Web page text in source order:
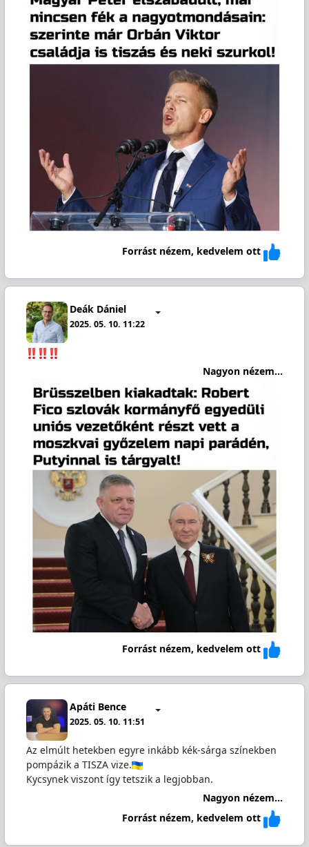
Forrást nézem, kedvelem ott
Deák Dániel
2025. 05. 10. 11:22
Nagyon nézem...
Forrást nézem, kedvelem ott
Apáti Bence
2025. 05. 10. 11:51
Az elmúlt hetekben egyre inkább kék-sárga színekben
pompázik a TISZA vize.
Kycsynek viszont így tetszik a legjobban.
Nagyon nézem...
Forrást nézem, kedvelem ott